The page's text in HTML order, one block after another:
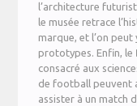
l’architecture
le musée retrace
marque, et l’on
prototypes. Enfin, le
consacré aux
de football peuvent
assister à un match